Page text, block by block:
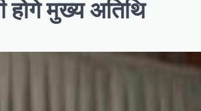
होगे मुख्य अतिथि